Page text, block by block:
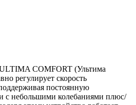
COMFORT (Ультима
регулирует скорость
постоянную
с небольшими колебаниями плюс/